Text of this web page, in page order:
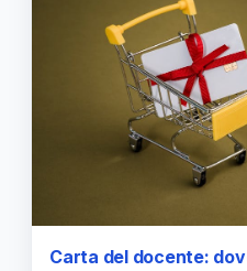
Carta del docente: